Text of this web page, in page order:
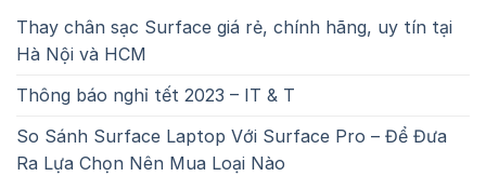
Thay chân sạc Surface giá rẻ, chính hãng, uy tín tại
Hà Nội và HCM
Thông báo nghỉ tết 2023 – IT & T
So Sánh Surface Laptop Với Surface Pro – Để Đưa
Ra Lựa Chọn Nên Mua Loại Nào